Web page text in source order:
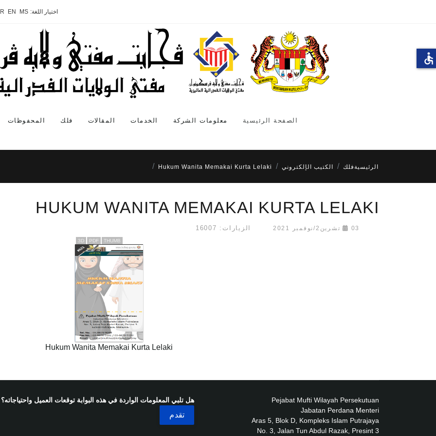
اختيار اللغة: MS
EN
الصفحة الرئيسية معلومات الشركة الخدمات المقالات فلك المحفوظات
الرئيسية فلك الكتيب الإلكتروني Hukum Wanita Memakai Kurta Lelaki
HUKUM WANITA MEMAKAI KURTA LELAKI
03 تشرين2/نوفمبر 2021 الزيارات: 16007
3D PDF THUMB
Hukum Wanita Memakai Kurta Lelaki
Pejabat Mufti Wilayah Persekutuan
Jabatan Perdana Menteri
Aras 5, Blok D, Kompleks Islam Putrajaya
No. 3, Jalan Tun Abdul Razak, Presint 3
هل تلبي المعلومات الواردة في هذه البوابة توقعات العميل واحتياجاته؟
accessible